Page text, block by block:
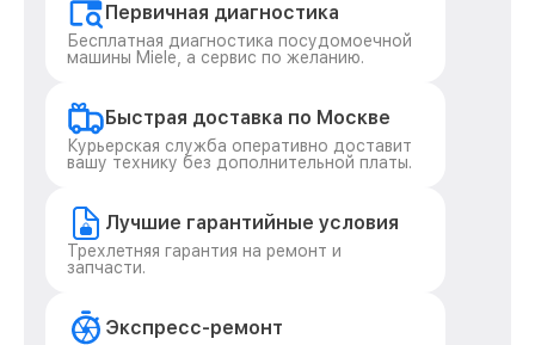
Первичная диагностика
Бесплатная диагностика посудомоечной
машины Miele, а сервис по желанию.
Быстрая доставка по Москве
Курьерская служба оперативно доставит
вашу технику без дополнительной платы.
Лучшие гарантийные условия
Трехлетняя гарантия на ремонт и
запчасти.
Экспресс-ремонт